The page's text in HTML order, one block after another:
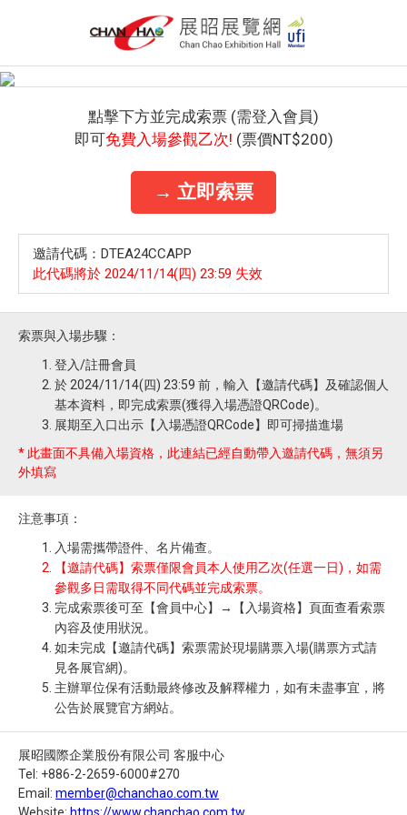
點擊下方並完成索票 (需登入會員)
即可免費入場參觀乙次! (票價NT$200)
→ 立即索票
邀請代碼：DTEA24CCAPP
此代碼將於 2024/11/14(四) 23:59 失效
索票與入場步驟：
登入/註冊會員
於 2024/11/14(四) 23:59 前，輸入【邀請代碼】及確認個人
基本資料，即完成索票(獲得入場憑證QRCode)。
展期至入口出示【入場憑證QRCode】即可掃描進場
* 此畫面不具備入場資格，此連結已經自動帶入邀請代碼，無須另
外填寫
注意事項：
入場需攜帶證件、名片備查。
【邀請代碼】索票僅限會員本人使用乙次(任選一日)，如需
參觀多日需取得不同代碼並完成索票。
完成索票後可至【會員中心】→【入場資格】頁面查看索票
內容及使用狀況。
如未完成【邀請代碼】索票需於現場購票入場(購票方式請
見各展官網)。
主辦單位保有活動最終修改及解釋權力，如有未盡事宜，將
公告於展覽官方網站。
展昭國際企業股份有限公司 客服中心
Tel: +886-2-2659-6000#270
Email: member@chanchao.com.tw
Website: https://www.chanchao.com.tw